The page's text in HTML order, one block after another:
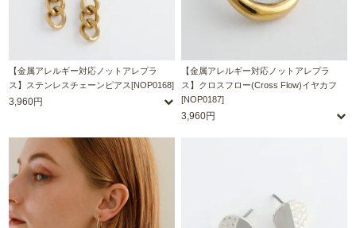
【金属アレルギー対応ノットアレプラ
ス】ステンレスチェーンピアス[NOP0168]
3,960円
【金属アレルギー対応ノットアレプラ
ス】クロスフロー(Cross Flow)イヤカフ
[NOP0187]
3,960円